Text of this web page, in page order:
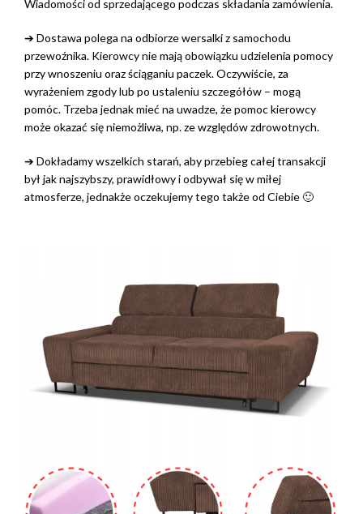
Wiadomości od sprzedającego podczas składania zamówienia.
➔ Dostawa polega na odbiorze wersalki z samochodu
przewoźnika. Kierowcy nie mają obowiązku udzielenia pomocy
przy wnoszeniu oraz ściąganiu paczek. Oczywiście, za
wyrażeniem zgody lub po ustaleniu szczegółów – mogą
pomóc. Trzeba jednak mieć na uwadze, że pomoc kierowcy
może okazać się niemożliwa, np. ze względów zdrowotnych.
➔ Dokładamy wszelkich starań, aby przebieg całej transakcji
był jak najszybszy, prawidłowy i odbywał się w miłej
atmosferze, jednakże oczekujemy tego także od Ciebie 🙂